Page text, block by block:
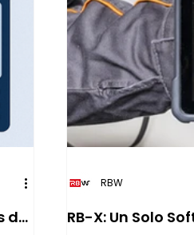
de
RB-X: Un Solo
RBW